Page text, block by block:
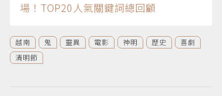
場！TOP20人氣關鍵詞總回顧
越南 鬼 靈異 電影 神明 歷史
喜劇
清明節